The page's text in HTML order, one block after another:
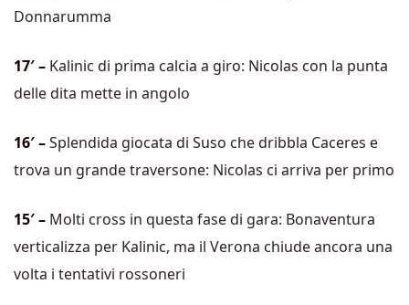
Donnarumma
17′ – Kalinic di prima calcia a giro: Nicolas con la punta
delle dita mette in angolo
16′ –Splendida giocata di Suso che dribbla Caceres e
trova un grande traversone: Nicolas ci arriva per primo
15′ – Molti cross in questa fase di gara: Bonaventura
verticalizza per Kalinic, ma il Verona chiude ancora una
volta i tentativi rossoneri